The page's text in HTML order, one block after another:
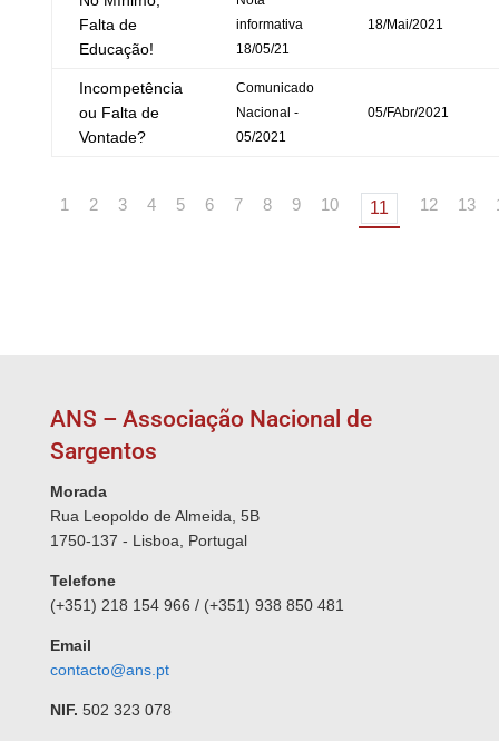
Falta de
Educação!
informativa
18/05/21
18/Mai/2021
Incompetência
ou Falta de
Vontade?
Comunicado
Nacional -
05/2021
05/FAbr/2021
1 2 3 4 5 6 7 8 9 10 11 12 13
ANS – Associação Nacional de
Sargentos
Morada
Rua Leopoldo de Almeida, 5B
1750-137 - Lisboa, Portugal
Telefone
(+351) 218 154 966 / (+351) 938 850 481
Email
contacto@ans.pt
NIF. 502 323 078